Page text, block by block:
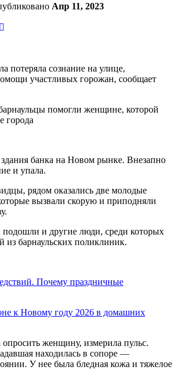
Апр 11, 2023
потеряла сознание на улице,
участливых горожан, сообщает
банка на Новом рынке. Внезапно
и упала.
рядом оказались две молодые
вызвали скорую и приподняли
и другие люди, среди которых
из барнаульских поликлиник.
Почему праздничные
к Новому году 2026 в домашних
женщину, измерила пульс.
находилась в сопоре —
У нее была бледная кожа и тяжелое